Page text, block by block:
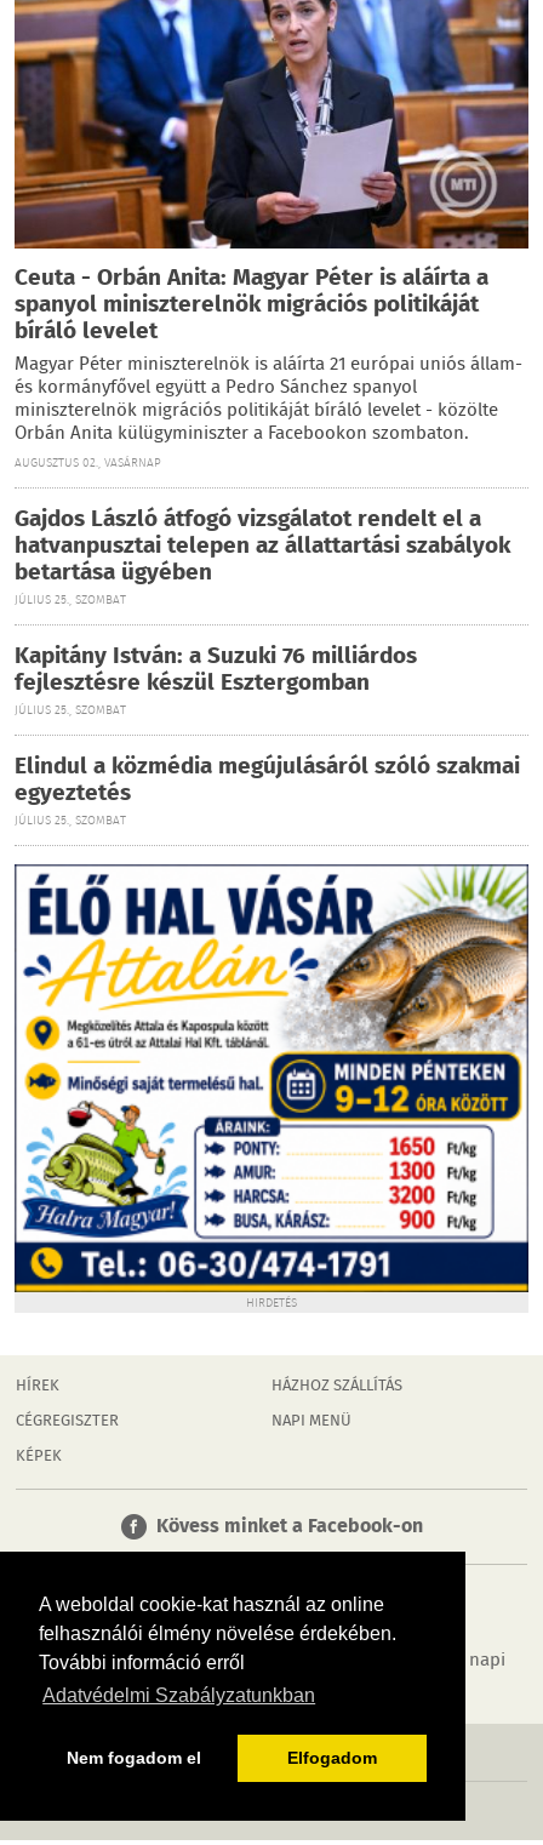
A weboldal cookie-kat használ az online
felhasználói élmény növelése érdekében.
További információ erről
Adatvédelmi Szabályzatunkban
Nem fogadom el Elfogadom
Ceuta - Orbán Anita: Magyar Péter is aláírta a
spanyol miniszterelnök migrációs politikáját
bíráló levelet
Magyar Péter miniszterelnök is aláírta 21 európai uniós állam-
és kormányfővel együtt a Pedro Sánchez spanyol
miniszterelnök migrációs politikáját bíráló levelet - közölte
Orbán Anita külügyminiszter a Facebookon szombaton.
AUGUSZTUS 02., VASÁRNAP
Gajdos László átfogó vizsgálatot rendelt el a
hatvanpusztai telepen az állattartási szabályok
betartása ügyében
JÚLIUS 25., SZOMBAT
Kapitány István: a Suzuki 76 milliárdos
fejlesztésre készül Esztergomban
JÚLIUS 25., SZOMBAT
Elindul a közmédia megújulásáról szóló szakmai
egyeztetés
JÚLIUS 25., SZOMBAT
HIRDETÉS
HÍREK
CÉGREGISZTER
KÉPEK
HÁZHOZ SZÁLLÍTÁS
NAPI MENÜ
Kövess minket a Facebook-on
Tudj meg többet városodról! Hírek, programok, képek, napi
menü, cégek…. és minden, ami Dombóvár
MÉDIAAJÁNLÓ ADATVÉDELEM IMPRESSZUM RÓLUNK